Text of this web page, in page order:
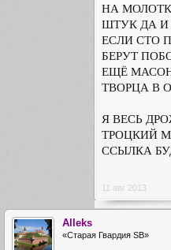
НА
ШТУК ДА И
ЕСЛИ СТО
БЕРУТ
ЕЩЁ
ТВОРЦА В
Я ВЕСЬ
ТРОЦКИЙ
ССЫЛКА
11 авг 2013
Alleks
«Старая Гвардия SB»